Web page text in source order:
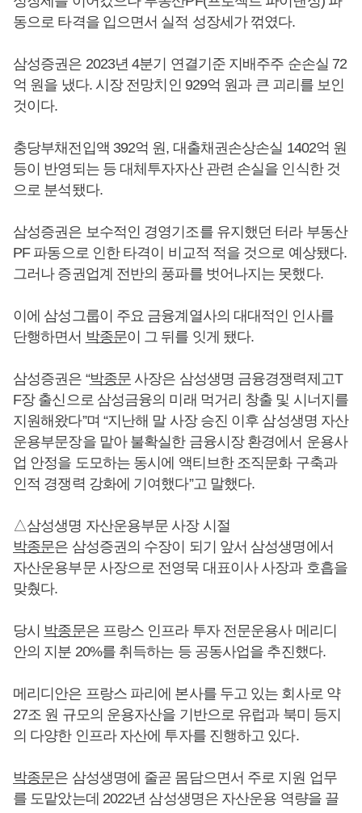
동으로 타격을 입으면서 실적 성장세가 꺾였다.
삼성증권은 2023년 4분기 연결기준 지배주주 순손실 72
억 원을 냈다. 시장 전망치인 929억 원과 큰 괴리를 보인
것이다.
충당부채전입액 392억 원, 대출채권손상손실 1402억 원
등이 반영되는 등 대체투자자산 관련 손실을 인식한 것
으로 분석됐다.
삼성증권은 보수적인 경영기조를 유지했던 터라 부동산
PF 파동으로 인한 타격이 비교적 적을 것으로 예상됐다.
그러나 증권업계 전반의 풍파를 벗어나지는 못했다.
이에 삼성그룹이 주요 금융계열사의 대대적인 인사를
단행하면서 박종문이 그 뒤를 잇게 됐다.
삼성증권은 “박종문 사장은 삼성생명 금융경쟁력제고T
F장 출신으로 삼성금융의 미래 먹거리 창출 및 시너지를
지원해왔다”며 “지난해 말 사장 승진 이후 삼성생명 자산
운용부문장을 맡아 불확실한 금융시장 환경에서 운용사
업 안정을 도모하는 동시에 액티브한 조직문화 구축과
인적 경쟁력 강화에 기여했다”고 말했다.
△삼성생명 자산운용부문 사장 시절
박종문은 삼성증권의 수장이 되기 앞서 삼성생명에서
자산운용부문 사장으로 전영묵 대표이사 사장과 호흡을
맞췄다.
당시 박종문은 프랑스 인프라 투자 전문운용사 메리디
안의 지분 20%를 취득하는 등 공동사업을 추진했다.
메리디안은 프랑스 파리에 본사를 두고 있는 회사로 약
27조 원 규모의 운용자산을 기반으로 유럽과 북미 등지
의 다양한 인프라 자산에 투자를 진행하고 있다.
박종문은 삼성생명에 줄곧 몸담으면서 주로 지원 업무
를 도맡았는데 2022년 삼성생명은 자산운용 역량을 끌